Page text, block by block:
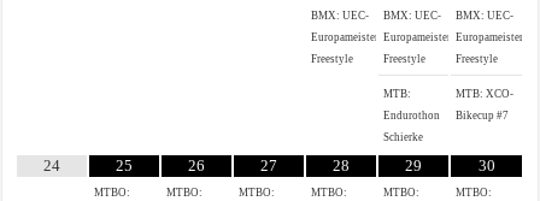
BMX: UEC-
Europameisterschaft
Freestyle
BMX: UEC-
Europameisterschaft
Freestyle
MTB:
Endurothon
Schierke
BMX: UEC-
Freestyle
MTB: XCO-
Bikecup #7
24 25
MTBO:
26
MTBO:
27
MTBO:
28
MTBO:
29
MTBO:
30
MTBO: